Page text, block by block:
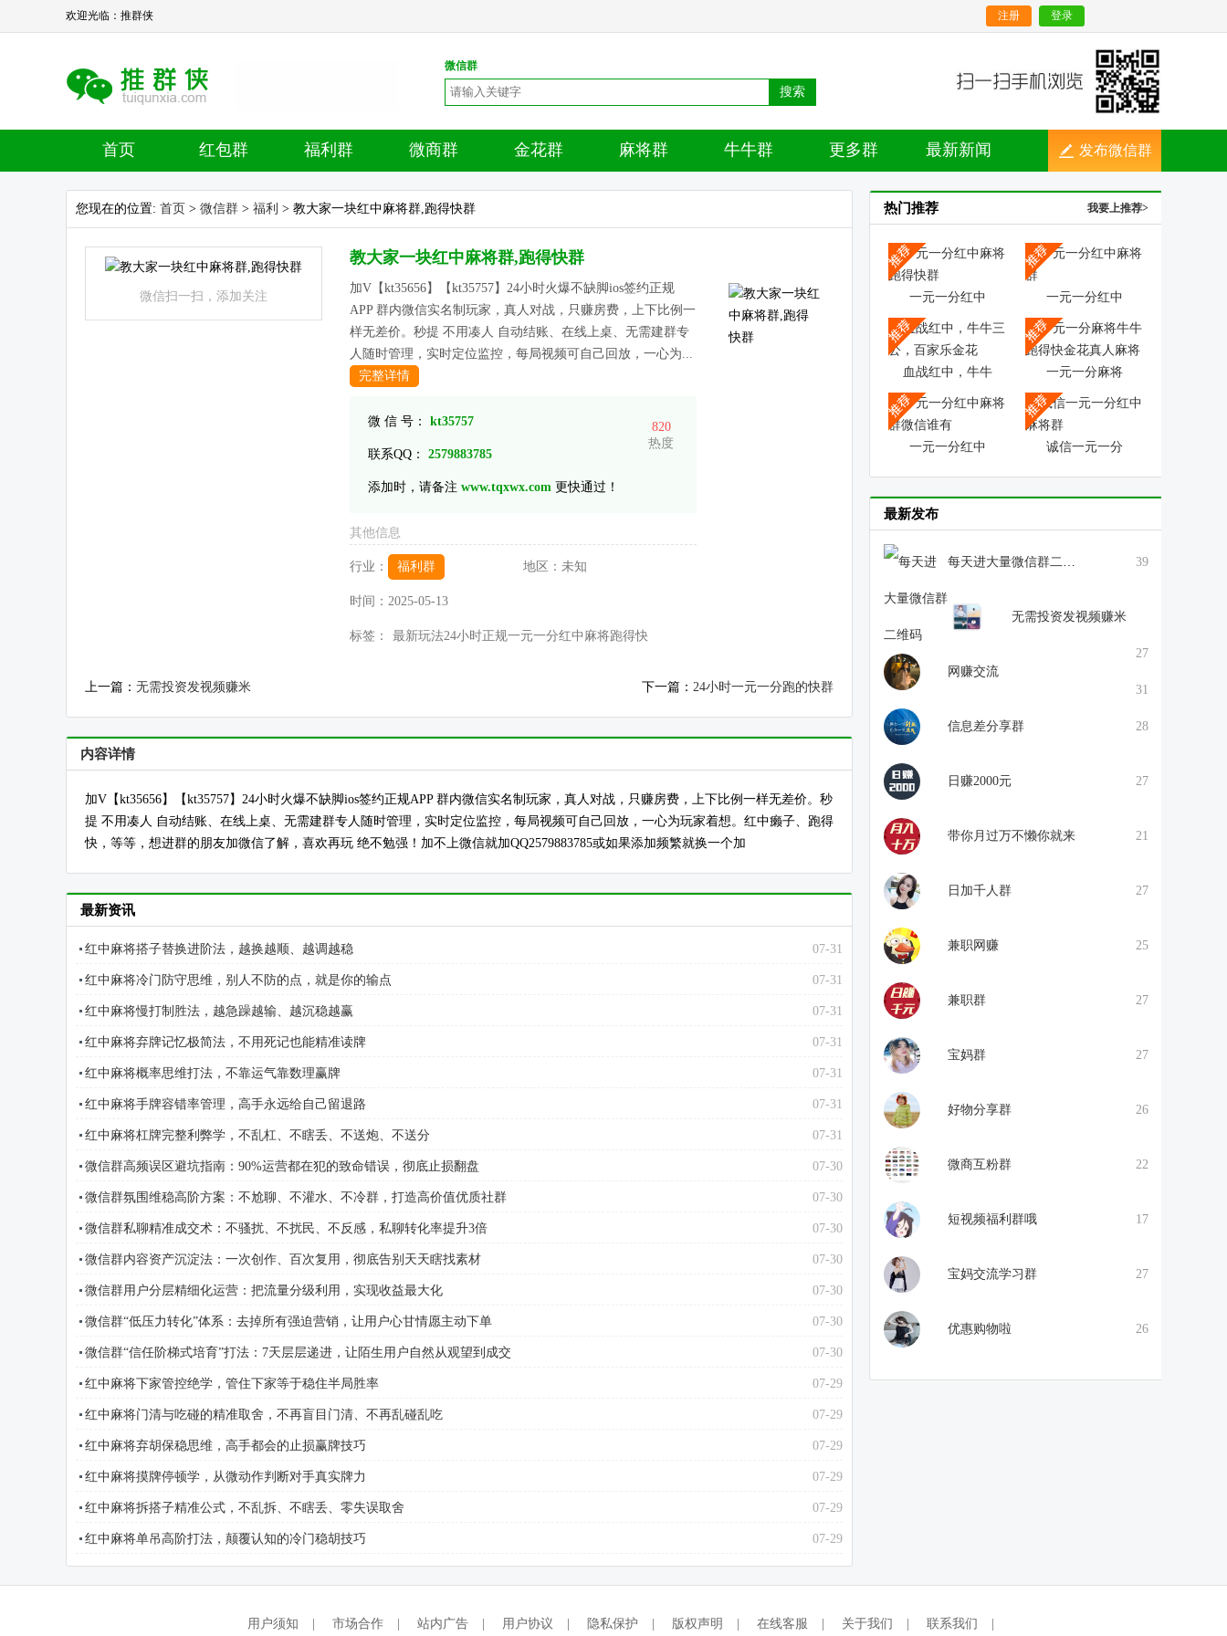
欢迎光临：推群侠 登录
注册
微信群
搜索
首页 红包群 福利群 微商群 金花群 麻将群 牛牛群 更多群 最新新闻 发布微信群
您现在的位置: 首页 > 微信群 > 福利 > 教大家一块红中麻将群,跑得快群
微信扫一扫，添加关注
教大家一块红中麻将群,跑得快群
加V【kt35656】【kt35757】24小时火爆不缺脚ios签约正规
APP 群内微信实名制玩家，真人对战，只赚房费，上下比例一
样无差价。秒提 不用凑人 自动结账、在线上桌、无需建群专
人随时管理，实时定位监控，每局视频可自己回放，一心为...
完整详情
微 信 号： kt35757
联系QQ： 2579883785
添加时，请备注 www.tqxwx.com 更快通过！
820
热度
其他信息
行业： 福利群 地区： 未知
时间： 2025-05-13
标签： 最新玩法24小时正规一元一分红中麻将跑得快
上一篇： 无需投资发视频赚米 下一篇： 24小时一元一分跑的快群
内容详情
加V【kt35656】【kt35757】24小时火爆不缺脚ios签约正规APP 群内微信实名制玩家，真人对战，只赚房费，上下比例一样无差价。秒
提 不用凑人 自动结账、在线上桌、无需建群专人随时管理，实时定位监控，每局视频可自己回放，一心为玩家着想。红中癞子、跑得
快，等等，想进群的朋友加微信了解，喜欢再玩 绝不勉强！加不上微信就加QQ2579883785或如果添加频繁就换一个加
最新资讯
红中麻将搭子替换进阶法，越换越顺、越调越稳 07-31
红中麻将冷门防守思维，别人不防的点，就是你的输点 07-31
红中麻将慢打制胜法，越急躁越输、越沉稳越赢 07-31
红中麻将弃牌记忆极简法，不用死记也能精准读牌 07-31
红中麻将概率思维打法，不靠运气靠数理赢牌 07-31
红中麻将手牌容错率管理，高手永远给自己留退路 07-31
红中麻将杠牌完整利弊学，不乱杠、不瞎丢、不送炮、不送分 07-31
微信群高频误区避坑指南：90%运营都在犯的致命错误，彻底止损翻盘 07-30
微信群氛围维稳高阶方案：不尬聊、不灌水、不冷群，打造高价值优质社群 07-30
微信群私聊精准成交术：不骚扰、不扰民、不反感，私聊转化率提升3倍 07-30
微信群内容资产沉淀法：一次创作、百次复用，彻底告别天天瞎找素材 07-30
微信群用户分层精细化运营：把流量分级利用，实现收益最大化 07-30
微信群“低压力转化”体系：去掉所有强迫营销，让用户心甘情愿主动下单 07-30
微信群“信任阶梯式培育”打法：7天层层递进，让陌生用户自然从观望到成交 07-30
红中麻将下家管控绝学，管住下家等于稳住半局胜率 07-29
红中麻将门清与吃碰的精准取舍，不再盲目门清、不再乱碰乱吃 07-29
红中麻将弃胡保稳思维，高手都会的止损赢牌技巧 07-29
红中麻将摸牌停顿学，从微动作判断对手真实牌力 07-29
红中麻将拆搭子精准公式，不乱拆、不瞎丢、零失误取舍 07-29
红中麻将单吊高阶打法，颠覆认知的冷门稳胡技巧 07-29
热门推荐 我要上推荐>
一元一分红中 一元一分红中
血战红中，牛牛 一元一分麻将
一元一分红中 诚信一元一分
最新发布
每天进大量微信群二维码 39
无需投资发视频赚米
27
网赚交流
31
信息差分享群 28
日赚2000元 27
带你月过万不懒你就来 21
日加千人群 27
兼职网赚 25
兼职群 27
宝妈群 27
好物分享群 26
微商互粉群 22
短视频福利群哦 17
宝妈交流学习群 27
优惠购物啦 26
用户须知 市场合作 站内广告 用户协议 隐私保护 版权声明 在线客服 关于我们 联系我们